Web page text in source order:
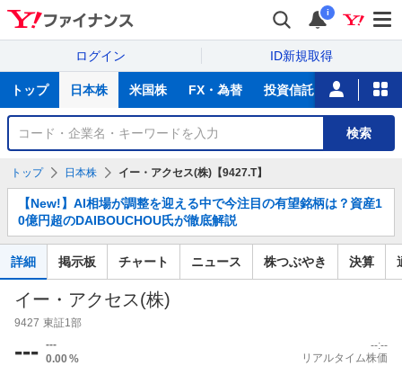
i
ログイン ID新規取得
サ
トップ 日本株 米国株 FX・為替 投資信託 ニュース
銘
検
検索
トップ 日本株 イー・アクセス(株)【9427.T】
知
ら
せ
【New!】AI相場が調整を迎える中で今注目の有望銘柄は？資産1
0億円超のDAIBOUCHOU氏が徹底解説
詳細 掲示板 チャート ニュース 株つぶやき 決算
イー・アクセス(株)
9427 東証1部
--- ---
0.00%
--:--
リアルタイム株価